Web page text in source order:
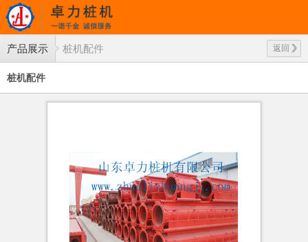
产品展示 返回
桩机配件
桩机配件